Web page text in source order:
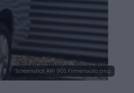
Screenshot ARI 901 Firmenauto.png